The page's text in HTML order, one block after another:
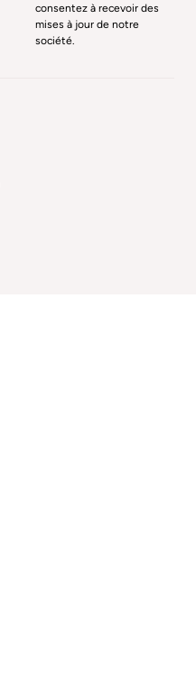
consentez à recevoir des
mises à jour de notre
société.